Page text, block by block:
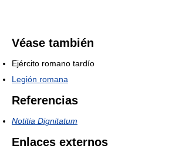
Véase también
Ejército romano tardío
Legión romana
Referencias
Notitia Dignitatum
Enlaces externos